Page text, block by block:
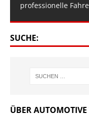
professionelle
SUCHE:
ÜBER